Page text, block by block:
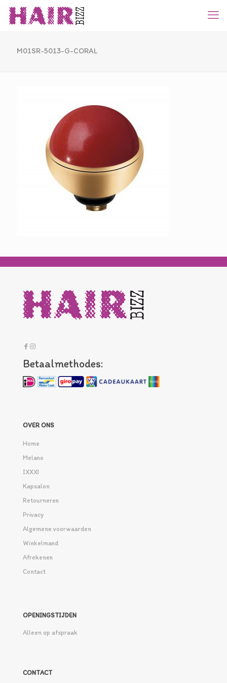
M01SR-5013-G-CORAL
Betaalmethodes:
OVER ONS
Home
Melano
IXXXI
Kapsalon
Retourneren
Privacy
Algemene voorwaarden
Winkelmand
Afrekenen
Contact
OPENINGSTIJDEN
Alleen op afspraak
CONTACT